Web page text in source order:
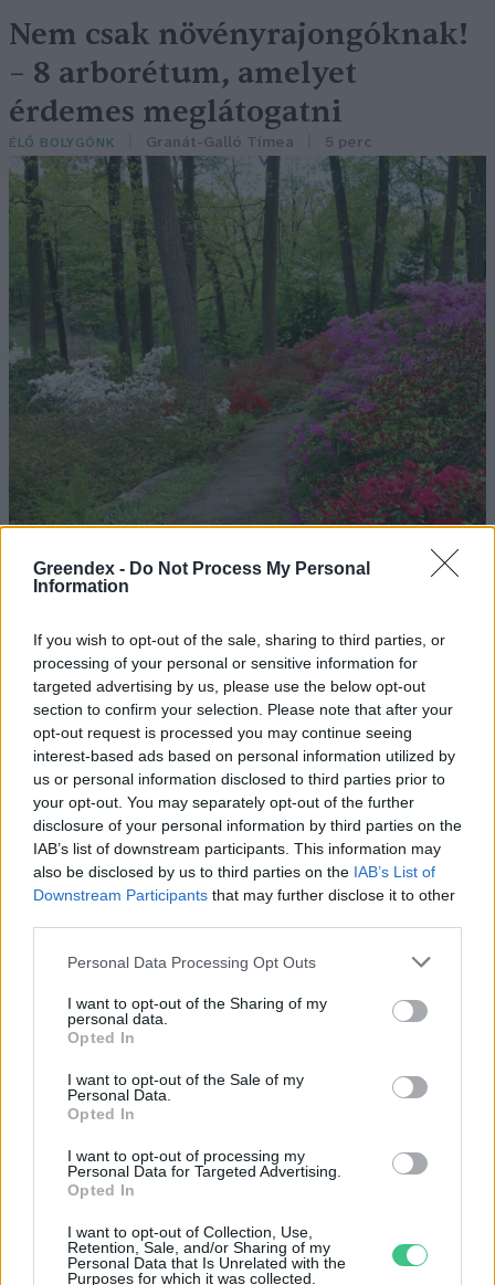
Greendex - Do Not Process My Personal
Information
If you wish to opt-out of the sale, sharing to third parties, or
processing of your personal or sensitive information for
targeted advertising by us, please use the below opt-out
section to confirm your selection. Please note that after your
opt-out request is processed you may continue seeing
interest-based ads based on personal information utilized by
us or personal information disclosed to third parties prior to
your opt-out. You may separately opt-out of the further
disclosure of your personal information by third parties on the
IAB’s list of downstream participants. This information may
also be disclosed by us to third parties on the IAB’s List of
Downstream Participants that may further disclose it to other
Personal Data Processing Opt Outs
I want to opt-out of the Sharing of my
personal data.
Opted In
I want to opt-out of the Sale of my
Personal Data.
Opted In
I want to opt-out of processing my
Personal Data for Targeted Advertising.
Opted In
I want to opt-out of Collection, Use,
Retention, Sale, and/or Sharing of my
Personal Data that Is Unrelated with the
Purposes for which it was collected.
Nem csak növényrajongóknak!
– 8 arborétum, amelyet
érdemes meglátogatni
ÉLŐ BOLYGÓNK Granát-Galló Tímea 5 perc
Magyarország tele van gyönyörű növényekkel, így arborétumokkal
is. A jó idő beköszöntével érdemes minél többet felkeresni.
Születésnapi programokkal várja a
hétvégén a közönséget a 160 éves
Fővárosi Állatkert
ÉLŐ BOLYGÓNK